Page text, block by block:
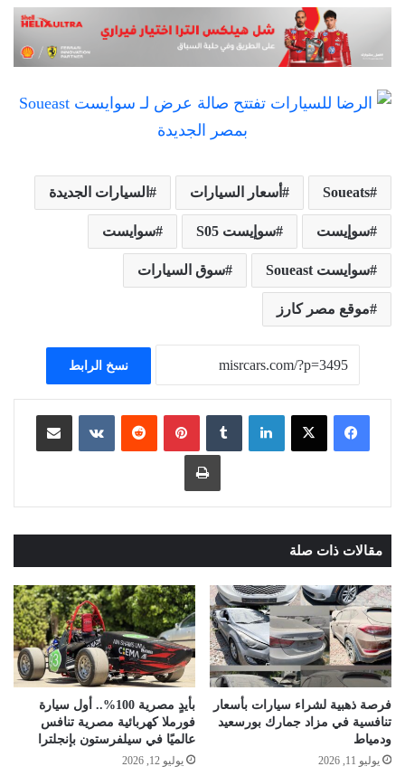
Soueats أسعار السيارات السيارات الجديدة
سوإيست سوإيست S05 سوايست
سوايست Soueast سوق السيارات
موقع مصر كارز
نسخ الرابط
لينكدإن ‏Tumblr بينتيريست
‏Reddit
‏VKontakte مشاركة عبر البريد
طباعة
مقالات ذات صلة
فرصة ذهبية لشراء سيارات بأسعار
تنافسية في مزاد جمارك بورسعيد
ودمياط
يوليو 11, 2026
بأيدٍ مصرية 100%.. أول سيارة
فورملا كهربائية مصرية تنافس
عالميًا في سيلفرستون بإنجلترا
يوليو 12, 2026